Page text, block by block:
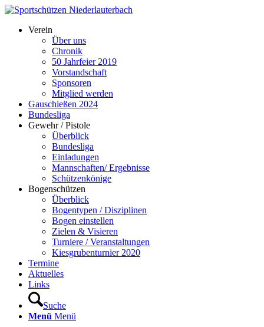
Verein
Über uns
Chronik
50 Jahrfeier 2019
Vorstandschaft
Sponsoren
Mitglied werden
Gauschießen 2024
Bundesliga
Gewehr / Pistole
Überblick
Bundesliga
Einladungen
Mannschaften/ Ergebnisse
Schützenkönige
Bogenschützen
Überblick
Bogentypen / Disziplinen
Bogen einstellen
Zielen & Visieren
Turniere / Veranstaltungen
Kiesgrubenturnier 2020
Termine
Aktuelles
Links
Suche
Menü Menü